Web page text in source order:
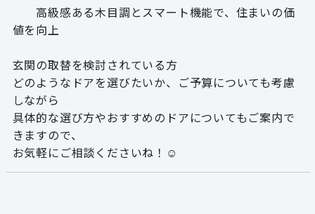
高級感ある木目調とスマート機能で、住まいの価
値を向上
玄関の取替を検討されている方
どのようなドアを選びたいか、ご予算についても考慮
しながら
具体的な選び方やおすすめのドアについてもご案内で
きますので、
お気軽にご相談くださいね！☺